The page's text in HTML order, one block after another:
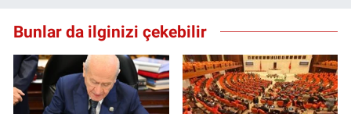
Bunlar da ilginizi çekebilir